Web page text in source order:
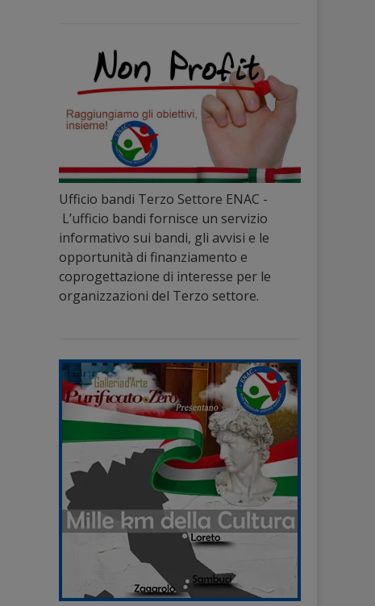
Ufficio bandi Terzo Settore ENAC -
L’ufficio bandi fornisce un servizio
informativo sui bandi, gli avvisi e le
opportunità di finanziamento e
coprogettazione di interesse per le
organizzazioni del Terzo settore.